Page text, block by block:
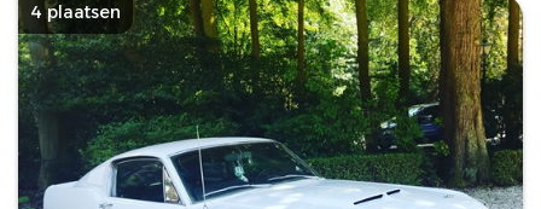
4 plaatsen